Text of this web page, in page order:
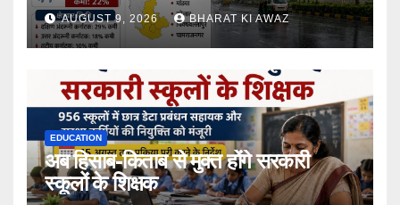
AUGUST 9, 2026 BHARAT KI AWAZ
EDUCATION
अब हिसाब-किताब से मुक्त होंगे सरकारी
स्कूलों के शिक्षक